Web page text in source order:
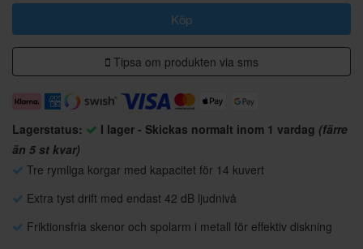
Köp
Tipsa om produkten via sms
Lagerstatus: I lager - Skickas normalt inom 1 vardag (färre
än 5 st kvar)
Tre rymliga korgar med kapacitet för 14 kuvert
Extra tyst drift med endast 42 dB ljudnivå
Friktionsfria skenor och spolarm i metall för effektiv diskning